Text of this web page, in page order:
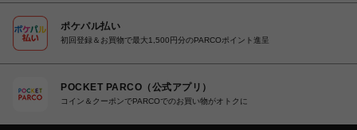
ポケパル払い
初回登録＆お買物で最大1,500円分のPARCOポイント進呈
POCKET PARCO（公式アプリ）
コイン＆クーポンでPARCOでのお買い物がオトクに